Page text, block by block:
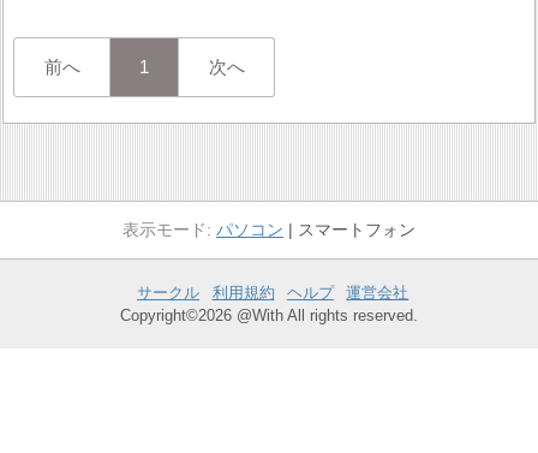
前へ 1 次へ
パソコン スマートフォン
サークル 利用規約 ヘルプ
運営会社
Copyright©2026 @With All rights reserved.